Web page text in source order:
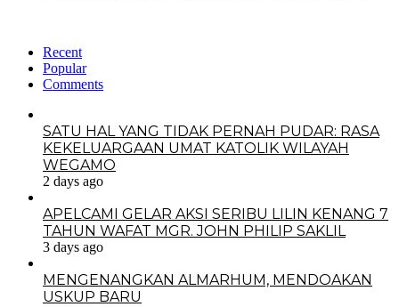
Recent
Popular
Comments
SATU HAL YANG TIDAK PERNAH PUDAR: RASA
KEKELUARGAAN UMAT KATOLIK WILAYAH
WEGAMO
2 days ago
APELCAMI GELAR AKSI SERIBU LILIN KENANG 7
TAHUN WAFAT MGR. JOHN PHILIP SAKLIL
3 days ago
MENGENANGKAN ALMARHUM, MENDOAKAN
USKUP BARU